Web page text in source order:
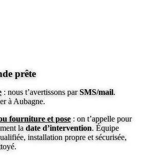
prête
: nous t’avertissons parSMS/mail.
à Aubagne.
fourniture et pose : on t’appelle pour
la date d’intervention. Équipe
installation propre et sécurisée,